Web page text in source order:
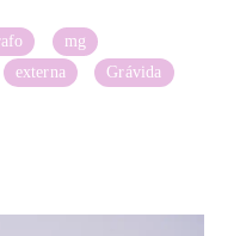
mg
externa
Grávida